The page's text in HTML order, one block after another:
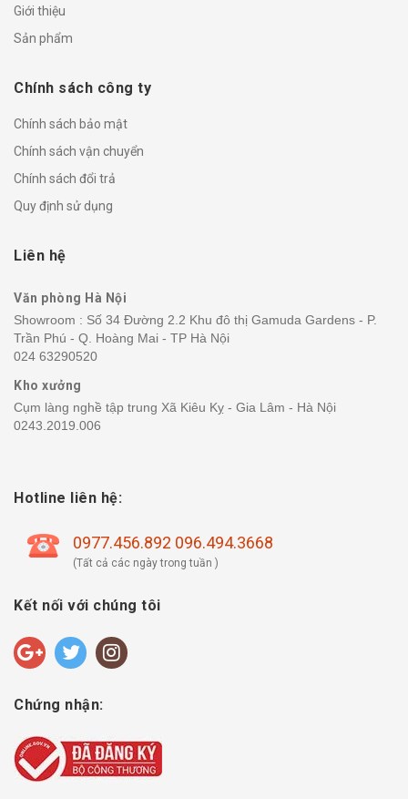
Giới thiệu
Sản phẩm
Chính sách công ty
Chính sách bảo mật
Chính sách vận chuyển
Chính sách đổi trả
Quy định sử dụng
Liên hệ
Văn phòng Hà Nội
Showroom : Số 34 Đường 2.2 Khu đô thị Gamuda Gardens - P.
Trần Phú - Q. Hoàng Mai - TP Hà Nội
024 63290520
Kho xưởng
Cụm làng nghề tập trung Xã Kiêu Kỵ - Gia Lâm - Hà Nội
0243.2019.006
Hotline liên hệ:
0977.456.892 096.494.3668
(Tất cả các ngày trong tuần )
Kết nối với chúng tôi
Chứng nhận: